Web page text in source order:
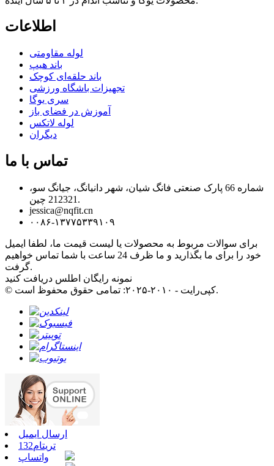
اطلاعات
لوله مقاومتی
باند هیپ
باند حلقه‌ای کوچک
تجهیزات باشگاه ورزشی
سری یوگا
آموزش در فضای باز
لوله لاتکس
دیگران
تماس با ما
شماره 66 پارک صنعتی فانگ شیان، شهر دانیانگ، جیانگ سو،
212321 چین.
jessica@nqfit.cn
۰۰۸۶-۱۳۷۷۵۳۳۹۱۰۹
برای سوالات مربوط به محصولات یا لیست قیمت ما، لطفا ایمیل
خود را برای ما بگذارید و ما ظرف 24 ساعت با شما تماس خواهیم
گرفت.
نمونه رایگان اطلس دریافت کنید
© کپی‌رایت - ۲۰۱۰-۲۰۲۵: تمامی حقوق محفوظ است.
ارسال ایمیل
تریتام132
واتساپ